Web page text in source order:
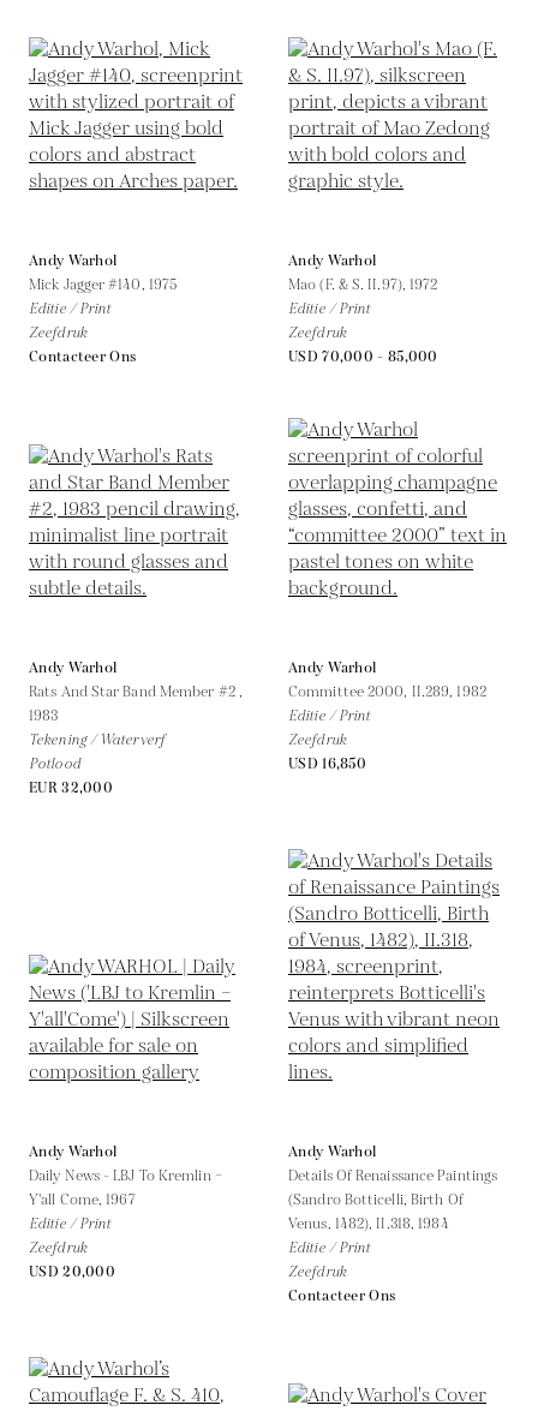
Andy Warhol
Mick Jagger #140, 1975
Editie / Print
Zeefdruk
Contacteer Ons
Andy Warhol
Mao (F. & S. II.97),1972
Editie / Print
Zeefdruk
USD 70,000 - 85,000
Andy Warhol
Rats And Star Band Member #2 ,
1983
Tekening / Waterverf
Potlood
EUR 32,000
Andy Warhol
Committee 2000, II.289,1982
Editie / Print
Zeefdruk
USD 16,850
Andy Warhol
Daily News - LBJ To Kremlin –
Y'all Come,1967
Editie / Print
Zeefdruk
USD 20,000
Andy Warhol
Details Of Renaissance Paintings
(Sandro Botticelli, Birth Of
Venus, 1482), II.318,1984
Editie / Print
Zeefdruk
Contacteer Ons